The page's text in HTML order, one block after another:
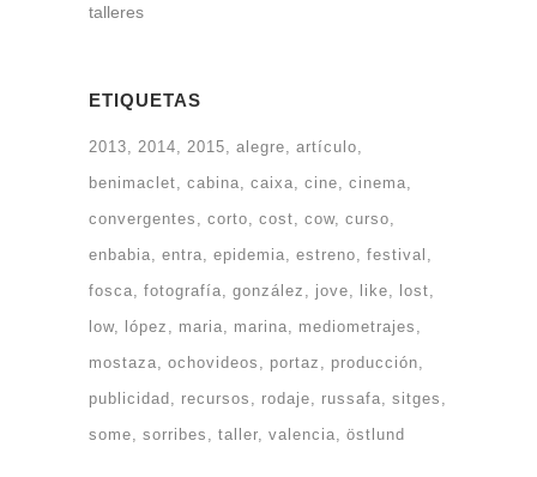
talleres
ETIQUETAS
2013 2014 2015 alegre
artículo
benimaclet
cabina caixa cine
cinema
convergentes
corto cost cow curso
enbabia
entra epidemia estreno
festival
fosca
fotografía gonzález jove like
lost
low
lópez maria marina
mediometrajes
mostaza
ochovideos portaz
producción
publicidad
recursos rodaje russafa
sitges
some
sorribes taller valencia östlund